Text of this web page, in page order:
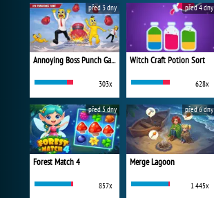
Annoying Boss Punch Game
303x
před 3 dny
Witch Craft Potion Sort
628x
před 4 dny
Forest Match 4
857x
před 5 dny
Merge Lagoon
1 445x
před 6 dny